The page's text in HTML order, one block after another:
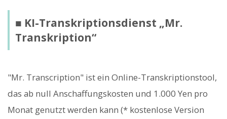
■ KI-Transkriptionsdienst „Mr.
Transkription“
"Mr. Transcription" ist ein Online-Transkriptionstool,
das ab null Anschaffungskosten und 1.000 Yen pro
Monat genutzt werden kann (* kostenlose Version